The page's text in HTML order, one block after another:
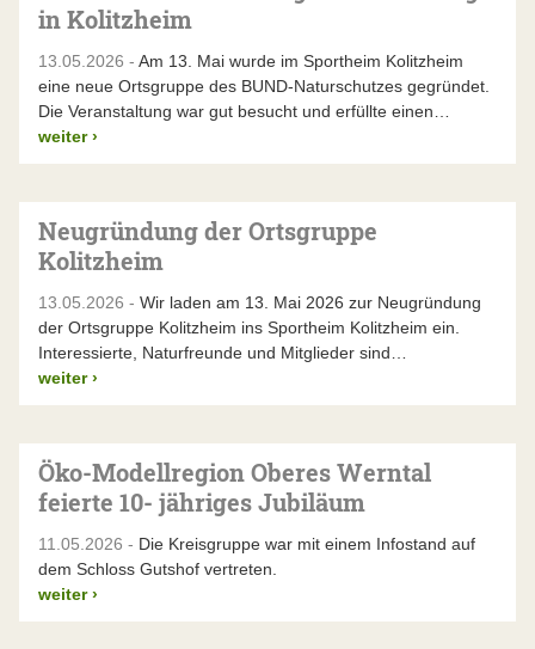
in Kolitzheim
13.05.2026 - Am 13. Mai wurde im Sportheim Kolitzheim
eine neue Ortsgruppe des BUND-Naturschutzes gegründet.
Die Veranstaltung war gut besucht und erfüllte einen…
weiter ›
Neugründung der Ortsgruppe
Kolitzheim
13.05.2026 - Wir laden am 13. Mai 2026 zur Neugründung
der Ortsgruppe Kolitzheim ins Sportheim Kolitzheim ein.
Interessierte, Naturfreunde und Mitglieder sind…
weiter ›
Öko-Modellregion Oberes Werntal
feierte 10- jähriges Jubiläum
11.05.2026 - Die Kreisgruppe war mit einem Infostand auf
dem Schloss Gutshof vertreten.
weiter ›